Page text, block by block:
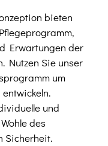
bieten
Erwartungen der
Nutzen Sie unser
um
und
des
Sicherheit.